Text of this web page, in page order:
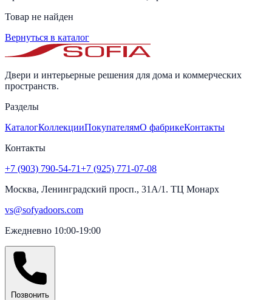
Товар не найден
Вернуться в каталог
Двери и интерьерные решения для дома и коммерческих
пространств.
Разделы
КаталогКоллекцииПокупателямО фабрикеКонтакты
Контакты
+7 (903) 790-54-71+7 (925) 771-07-08
Москва, Ленинградский просп., 31А/1. ТЦ Монарх
vs@sofyadoors.com
Ежедневно 10:00-19:00
Позвонить